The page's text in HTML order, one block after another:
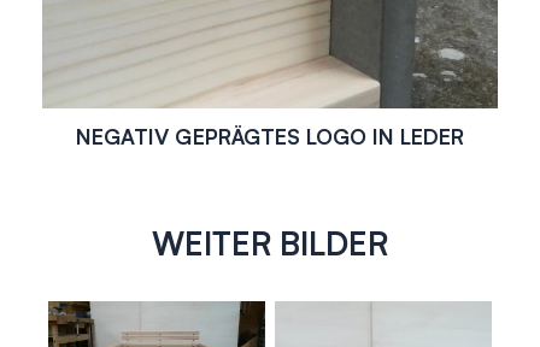
NEGATIV GEPRÄGTES LOGO IN LEDER
WEITER BILDER